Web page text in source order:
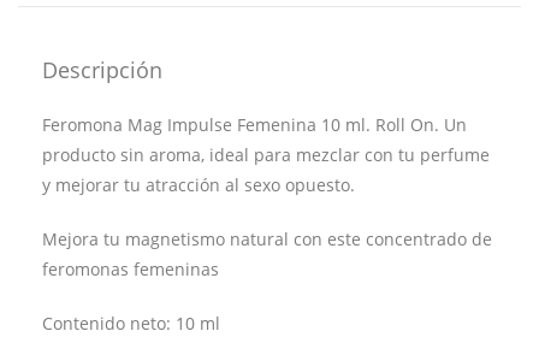
Descripción
Feromona Mag Impulse Femenina 10 ml. Roll On. Un
producto sin aroma, ideal para mezclar con tu perfume
y mejorar tu atracción al sexo opuesto.
Mejora tu magnetismo natural con este concentrado de
feromonas femeninas
Contenido neto: 10 ml